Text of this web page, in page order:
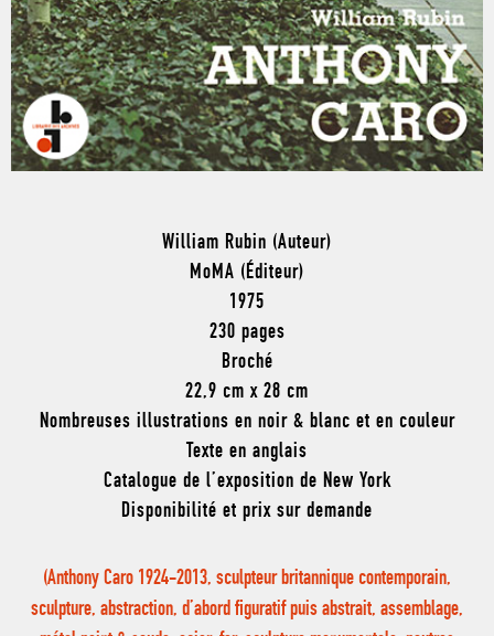
William Rubin (Auteur)
MoMA (Éditeur)
1975
230 pages
Broché
22,9 cm x 28 cm
Nombreuses illustrations en noir & blanc et en couleur
Texte en anglais
Catalogue de l’exposition de New York
Disponibilité et prix sur demande
(Anthony Caro 1924-2013, sculpteur britannique contemporain,
sculpture, abstraction, d’abord figuratif puis abstrait, assemblage,